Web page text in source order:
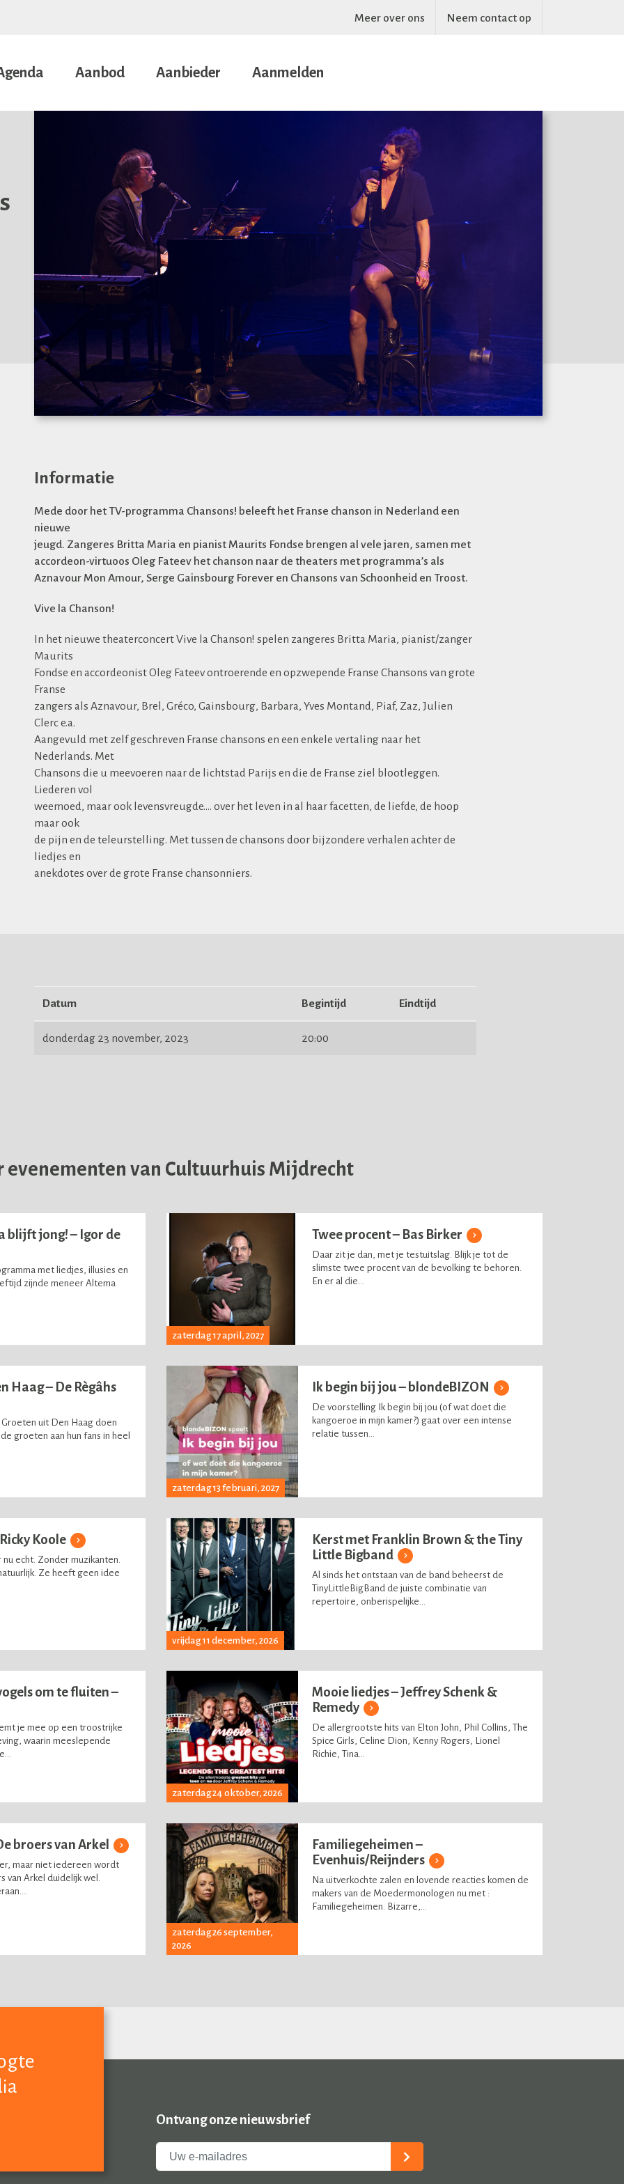
Aanbod Aanbieder Aanmelden
Meer over ons Neem contact op
Informatie
Mede door het TV-programma Chansons! beleeft het Franse chanson in Nederland een
nieuwe
jeugd. Zangeres Britta Maria en pianist Maurits Fondse brengen al vele jaren, samen met
accordeon-virtuoos Oleg Fateev het chanson naar de theaters met programma’s als
Aznavour Mon Amour, Serge Gainsbourg Forever en Chansons van Schoonheid en Troost.
Vive la Chanson!
In het nieuwe theaterconcert Vive la Chanson! spelen zangeres Britta Maria, pianist/zanger
Maurits
Fondse en accordeonist Oleg Fateev ontroerende en opzwepende Franse Chansons van grote
Franse
zangers als Aznavour, Brel, Gréco, Gainsbourg, Barbara, Yves Montand, Piaf, Zaz, Julien
Clerc e.a.
Aangevuld met zelf geschreven Franse chansons en een enkele vertaling naar het
Nederlands. Met
Chansons die u meevoeren naar de lichtstad Parijs en die de Franse ziel blootleggen.
Liederen vol
weemoed, maar ook levensvreugde…. over het leven in al haar facetten, de liefde, de hoop
maar ook
de pijn en de teleurstelling. Met tussen de chansons door bijzondere verhalen achter de
liedjes en
anekdotes over de grote Franse chansonniers.
Datum Begintijd Eindtijd
donderdag 23 november, 2023 20:00
evenementen van Cultuurhuis Mijdrecht
blijft jong! – Igor de
met liedjes, illusies en
zijnde meneer Altema
zaterdag 17 april, 2027
Twee procent – Bas Birker
Daar zit je dan, met je testuitslag. Blijk je tot de
slimste twee procent van de bevolking te behoren.
En er al die...
Haag – De Règâhs
uit Den Haag doen
groeten aan hun fans in heel
zaterdag 13 februari, 2027
Ik begin bij jou – blondeBIZON
De voorstelling Ik begin bij jou (of wat doet die
kangoeroe in mijn kamer?) gaat over een intense
relatie tussen...
Koole
nu echt. Zonder muzikanten.
Ze heeft geen idee
vrijdag 11 december, 2026
Kerst met Franklin Brown & the Tiny
Little Bigband
Al sinds het ontstaan van de band beheerst de
TinyLittleBigBand de juiste combinatie van
repertoire, onberispelijke...
om te fluiten –
je mee op een troostrijke
waarin meeslepende
zaterdag 24 oktober, 2026
Mooie liedjes – Jeffrey Schenk &
Remedy
De allergrootste hits van Elton John, Phil Collins, The
Spice Girls, Celine Dion, Kenny Rogers, Lionel
Richie, Tina...
broers van Arkel
maar niet iedereen wordt
van Arkel duidelijk wel.
zaterdag 26 september,
2026
Familiegeheimen –
Evenhuis/Reijnders
Na uitverkochte zalen en lovende reacties komen de
makers van de Moedermonologen nu met :
Familiegeheimen. Bizarre,...
Ontvang onze nieuwsbrief